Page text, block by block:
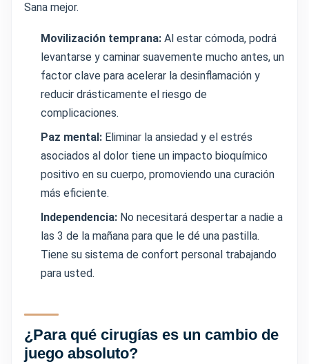
Sana mejor.
Movilización temprana: Al estar cómoda, podrá
levantarse y caminar suavemente mucho antes, un
factor clave para acelerar la desinflamación y
reducir drásticamente el riesgo de
complicaciones.
Paz mental: Eliminar la ansiedad y el estrés
asociados al dolor tiene un impacto bioquímico
positivo en su cuerpo, promoviendo una curación
más eficiente.
Independencia: No necesitará despertar a nadie a
las 3 de la mañana para que le dé una pastilla.
Tiene su sistema de confort personal trabajando
para usted.
¿Para qué cirugías es un cambio de
juego absoluto?